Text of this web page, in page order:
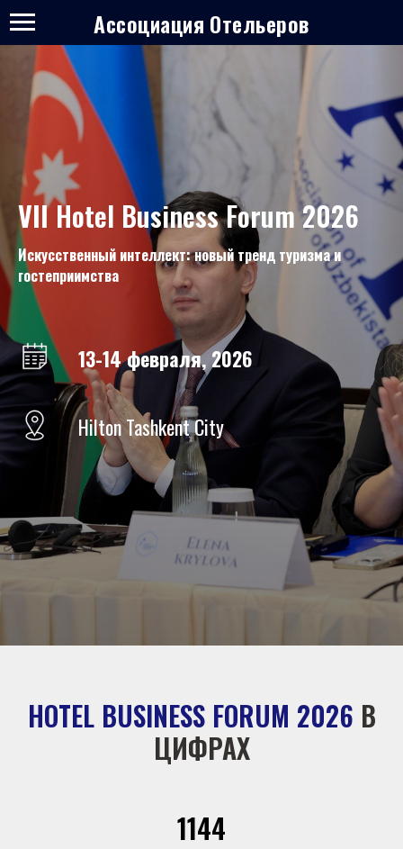
Ассоциация Отельеров
VIIHotel Business Forum 2026
Искусственный интеллект: новый тренд туризма и
гостеприимства
13-14 февраля, 2026
Hilton Tashkent City
HOTEL BUSINESS FORUM 2026 В
ЦИФРАХ
1144